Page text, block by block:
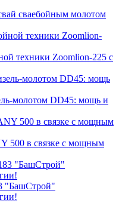
сваебойным молотом
техники Zoomlion-225 с
молотом DD45: мощь и
500 в связке с мощным
"БашСтрой"